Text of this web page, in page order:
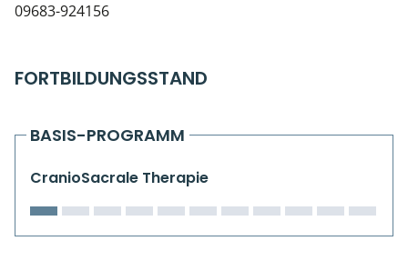
09683-924156
FORTBILDUNGSSTAND
BASIS-PROGRAMM
CranioSacrale Therapie
Live Online-Kurse
Kursorte mit Kursangeboten